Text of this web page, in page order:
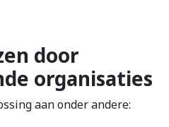
door
organisaties
aan onder andere: